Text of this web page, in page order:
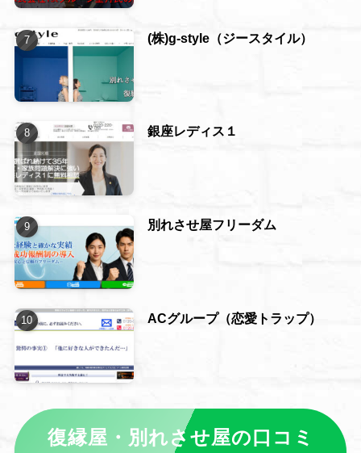
(株)g-style（ジースタイル）
銀座レディス１
別れさせ屋フリーダム
ACグループ（恋愛トラップ）
復縁屋・別れさせ屋の口コミ